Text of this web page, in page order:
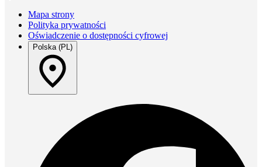
Mapa strony
Polityka prywatności
Oświadczenie o dostępności cyfrowej
Polska (PL)